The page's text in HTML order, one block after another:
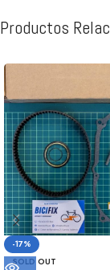
Productos
-17%
SOLD OUT